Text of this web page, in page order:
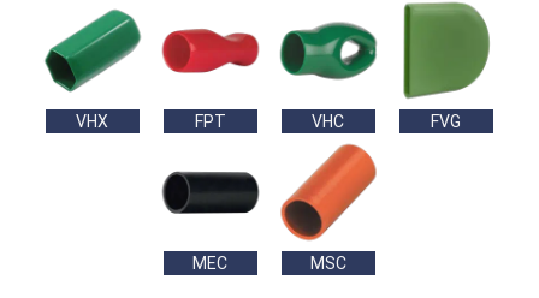
VHX FPT VHC FVG
MEC MSC